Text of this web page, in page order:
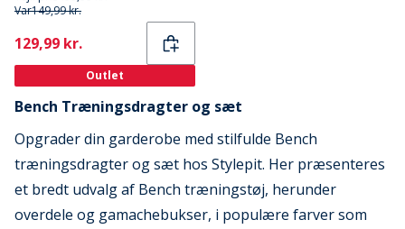
Var149,99 kr.
Current
129,99 kr.
Outlet
Bench Træningsdragter og sæt
Opgrader din garderobe med stilfulde Bench
træningsdragter og sæt hos Stylepit. Her præsenteres
et bredt udvalg af Bench træningstøj, herunder
overdele og gamachebukser, i populære farver som